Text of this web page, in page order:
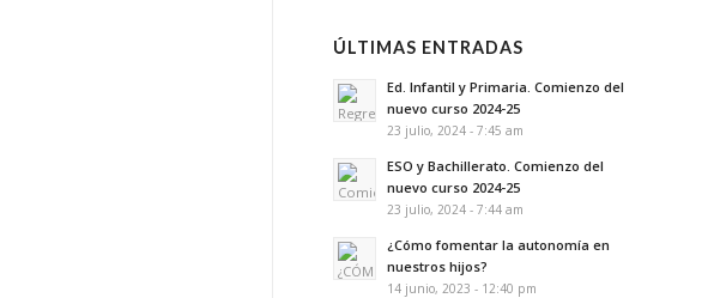
ÚLTIMAS ENTRADAS
Ed. Infantil y Primaria. Comienzo del
nuevo curso 2024-25
23 julio, 2024 - 7:45 am
ESO y Bachillerato. Comienzo del
nuevo curso 2024-25
23 julio, 2024 - 7:44 am
¿Cómo fomentar la autonomía en
nuestros hijos?
14 junio, 2023 - 12:40 pm